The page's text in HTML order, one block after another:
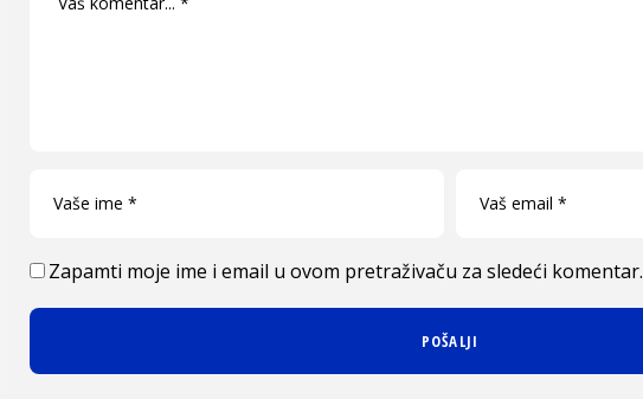
Zapamti moje ime i email u ovom pretraživaču za sledeći komentar.